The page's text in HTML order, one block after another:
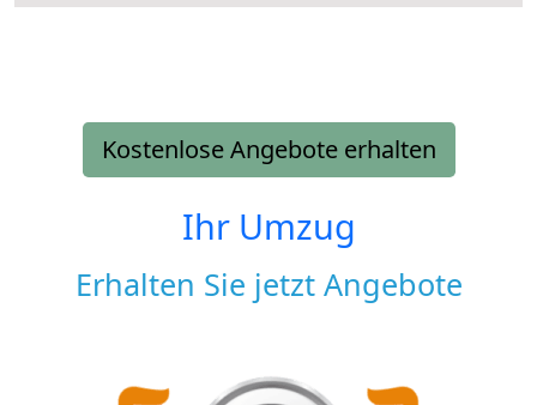
Kostenlose Angebote erhalten
Ihr Umzug
Erhalten Sie jetzt Angebote